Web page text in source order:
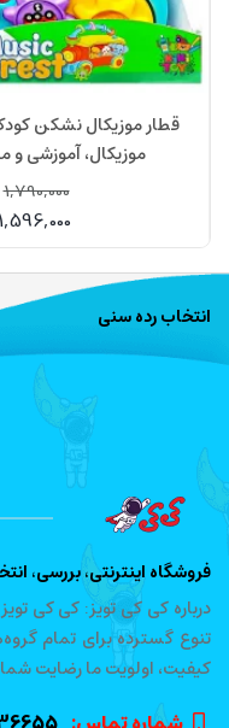
موزیکال، آموزشی
1,790,000
1,596,000
انتخاب رده سنی
فروشگاه اینترنتی، بررسی،
تنوع گسترده برای تمام
کیفیت، اولویت ما رضایت